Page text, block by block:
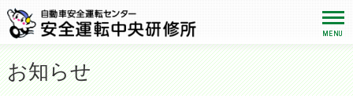
お知らせ